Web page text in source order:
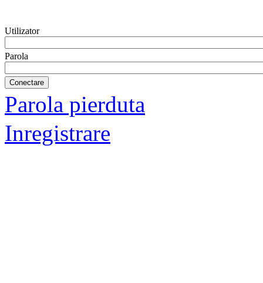
Utilizator
Parola
Parola pierduta
Inregistrare